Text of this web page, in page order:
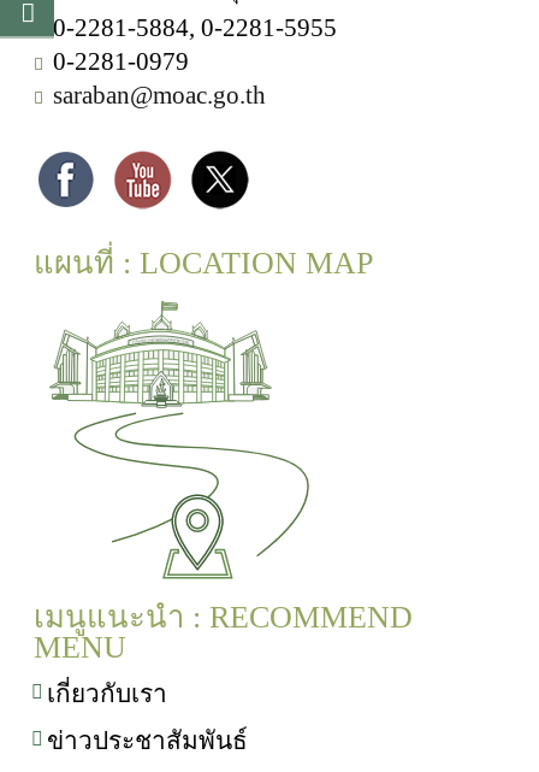
0-2281-5884, 0-2281-5955
0-2281-0979
saraban@moac.go.th
แผนที่ : LOCATION MAP
เมนูแนะนำ : RECOMMEND
MENU
เกี่ยวกับเรา
ข่าวประชาสัมพันธ์